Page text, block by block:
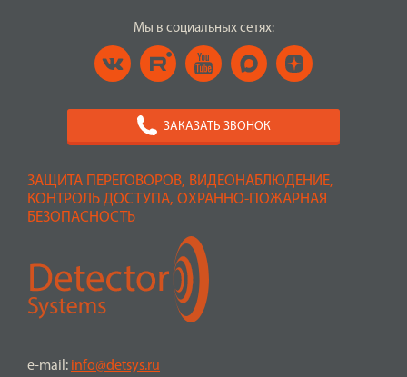
ЗАЩИТА ПЕРЕГОВОРОВ, ВИДЕОНАБЛЮДЕНИЕ,
КОНТРОЛЬ ДОСТУПА, ОХРАННО-ПОЖАРНАЯ
БЕЗОПАСНОСТЬ
e-mail: info@detsys.ru
Мы в социальных сетях:
ЗАКАЗАТЬ ЗВОНОК